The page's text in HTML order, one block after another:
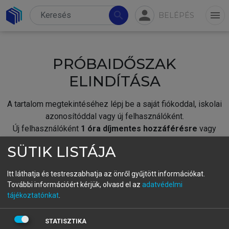
search person BELÉPÉS menu
PRÓBAIDŐSZAK
ELINDÍTÁSA
A tartalom megtekintéséhez lépj be a saját fiókoddal, iskolai
azonosítóddal vagy új felhasználóként.
Új felhasználóként 1 óra díjmentes hozzáférésre vagy
fiókoddal,vagy hozz létre új fiókot.
A regisztráció után apróbaidőszakautomatikusan
BELÉPÉS SAJÁT FIÓKKAL
SÜTIK LISTÁJA
Itt láthatja és testreszabhatja az önről gyűjtött információkat.
További információért kérjük, olvasd el az adatvédelmi
tájékoztatónkat
STATISZTIKA